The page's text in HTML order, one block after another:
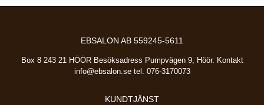
EBSALON AB 559245-5611
Box 8 243 21 HÖÖR Besöksadress Pumpvägen 9, Höör. Kontakt
info@ebsalon.setel. 076-3170073
KUNDTJÄNST